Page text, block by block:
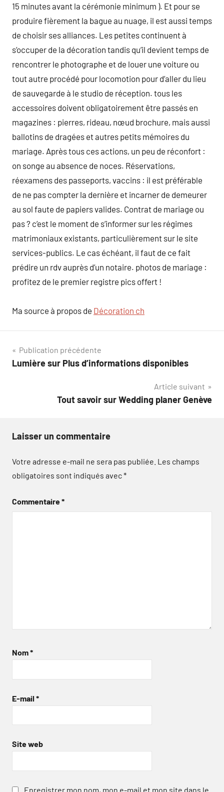
15 minutes avant la cérémonie minimum ). Et pour se
produire fièrement la bague au nuage, il est aussi temps
de choisir ses alliances. Les petites continuent à
s’occuper de la décoration tandis qu’il devient temps de
rencontrer le photographe et de louer une voiture ou
tout autre procédé pour locomotion pour d’aller du lieu
de sauvegarde à le studio de réception. tous les
accessoires doivent obligatoirement être passés en
magazines : pierres, rideau, nœud brochure, mais aussi
ballotins de dragées et autres petits mémoires du
mariage. Après tous ces actions, un peu de réconfort :
on songe au absence de noces. Réservations,
réexamens des passeports, vaccins : il est préférable
de ne pas compter la dernière et incarner de demeurer
au sol faute de papiers valides. Contrat de mariage ou
pas ? c’est le moment de s’informer sur les régimes
matrimoniaux existants, particulièrement sur le site
services-publics. Le cas échéant, il faut de ce fait
prédire un rdv auprès d’un notaire. photos de mariage :
profitez de le premier registre pics offert !
Ma source à propos de Décoration ch
Navigation
de
Publication précédente
Lumière sur Plus d’informations disponibles
Article suivant
Tout savoir sur Wedding planer Genève
Laisser un commentaire
Votre adresse e-mail ne sera pas publiée. Les champs
obligatoires sont indiqués avec*
Commentaire*
Nom*
E-mail *
Site web
Enregistrer mon nom, mon e-mail et mon site dans le